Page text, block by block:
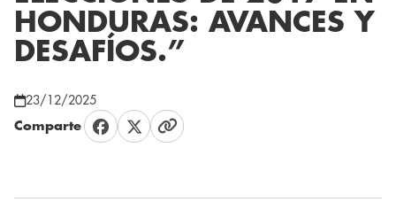
HONDURAS: AVANCES Y
DESAFÍOS.”
23/12/2025
Comparte